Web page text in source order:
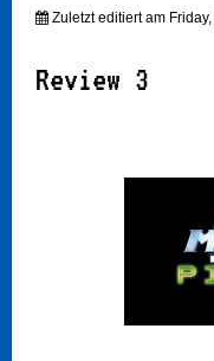
Zuletzt editiert am
Review 3